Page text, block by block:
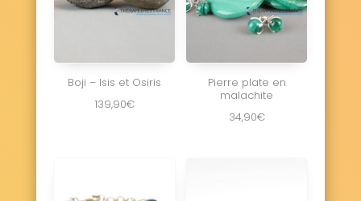
Boji – Isis et Osiris
139,90€
Pierre plate en
malachite
34,90€